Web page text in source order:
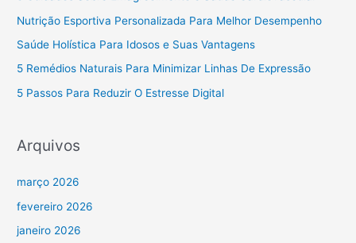
Nutrição Esportiva Personalizada Para Melhor Desempenho
Saúde Holística Para Idosos e Suas Vantagens
5 Remédios Naturais Para Minimizar Linhas De Expressão
5 Passos Para Reduzir O Estresse Digital
Arquivos
março 2026
fevereiro 2026
janeiro 2026